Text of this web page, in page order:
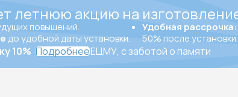
летнюю акцию на
повышений.
до удобной даты установки.
Удобная рассрочка:
50% после
10% ПодробнееЕЦМУ, с заботой о памяти